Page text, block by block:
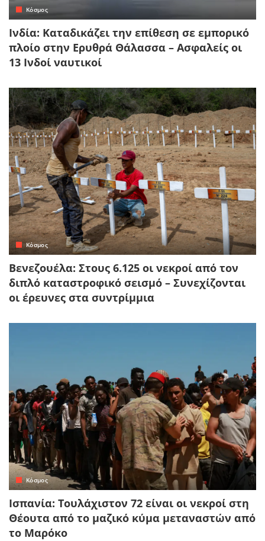
Κόσμος
Ινδία: Καταδικάζει την επίθεση σε εμπορικό
πλοίο στην Ερυθρά Θάλασσα – Ασφαλείς οι
13 Ινδοί ναυτικοί
Κόσμος
Βενεζουέλα: Στους 6.125 οι νεκροί από τον
διπλό καταστροφικό σεισμό – Συνεχίζονται
οι έρευνες στα συντρίμμια
Κόσμος
Ισπανία: Τουλάχιστον 72 είναι οι νεκροί στη
Θέουτα από το μαζικό κύμα μεταναστών από
το Μαρόκο